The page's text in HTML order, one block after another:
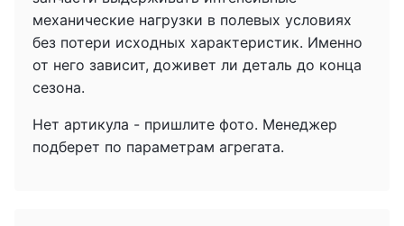
механические нагрузки в полевых условиях
без потери исходных характеристик. Именно
от него зависит, доживет ли деталь до конца
сезона.
Нет артикула - пришлите фото. Менеджер
подберет по параметрам агрегата.